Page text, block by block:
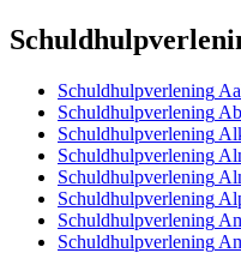
Schuldhulpverlening
Schuldhulpverlening
Schuldhulpverlening
Schuldhulpverlening
Schuldhulpverlening
Schuldhulpverlening
Schuldhulpverlening
Schuldhulpverlening